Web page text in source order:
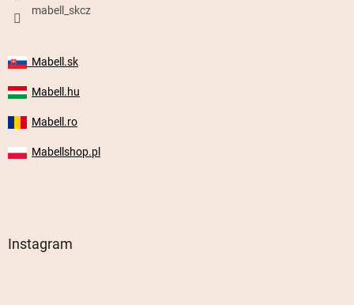
mabell_skcz
Mabell.sk
Mabell.hu
Mabell.ro
Mabellshop.pl
Instagram